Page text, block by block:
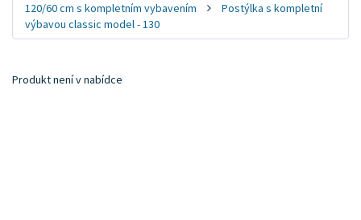
120/60 cm s kompletním vybavením
Postýlka s kompletní
výbavou classic model - 130
Produkt není v nabídce